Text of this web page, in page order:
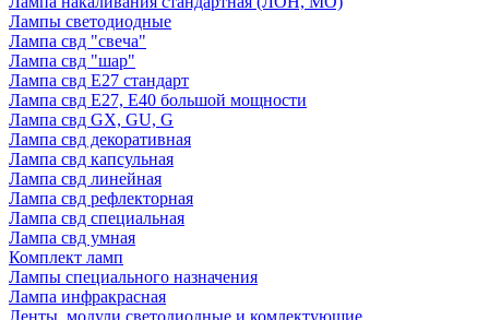
Лампы светодиодные
Лампа свд "свеча"
Лампа свд "шар"
Лампа свд E27 стандарт
Лампа свд E27, Е40 большой мощности
Лампа свд GX, GU, G
Лампа свд декоративная
Лампа свд капсульная
Лампа свд линейная
Лампа свд рефлекторная
Лампа свд специальная
Лампа свд умная
Комплект ламп
Лампы специального назначения
Лампа инфракрасная
Ленты, модули светодиодные и комлектующие